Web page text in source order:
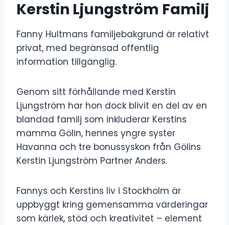
Kerstin Ljungström Familj
Fanny Hultmans familjebakgrund är relativt
privat, med begränsad offentlig
information tillgänglig.
Genom sitt förhållande med Kerstin
Ljungström har hon dock blivit en del av en
blandad familj som inkluderar Kerstins
mamma Gölin, hennes yngre syster
Havanna och tre bonussyskon från Gölins
Kerstin Ljungström Partner Anders.
Fannys och Kerstins liv i Stockholm är
uppbyggt kring gemensamma värderingar
som kärlek, stöd och kreativitet – element